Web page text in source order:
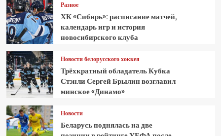
Разное
ХК «Сибирь»: расписание матчей,
календарь игр и история
новосибирского клуба
Новости белорусского хоккея
Трёхкратный обладатель Кубка
Стэнли Сергей Брылин возглавил
минское «Динамо»
Новости
Беларусь поднялась на две